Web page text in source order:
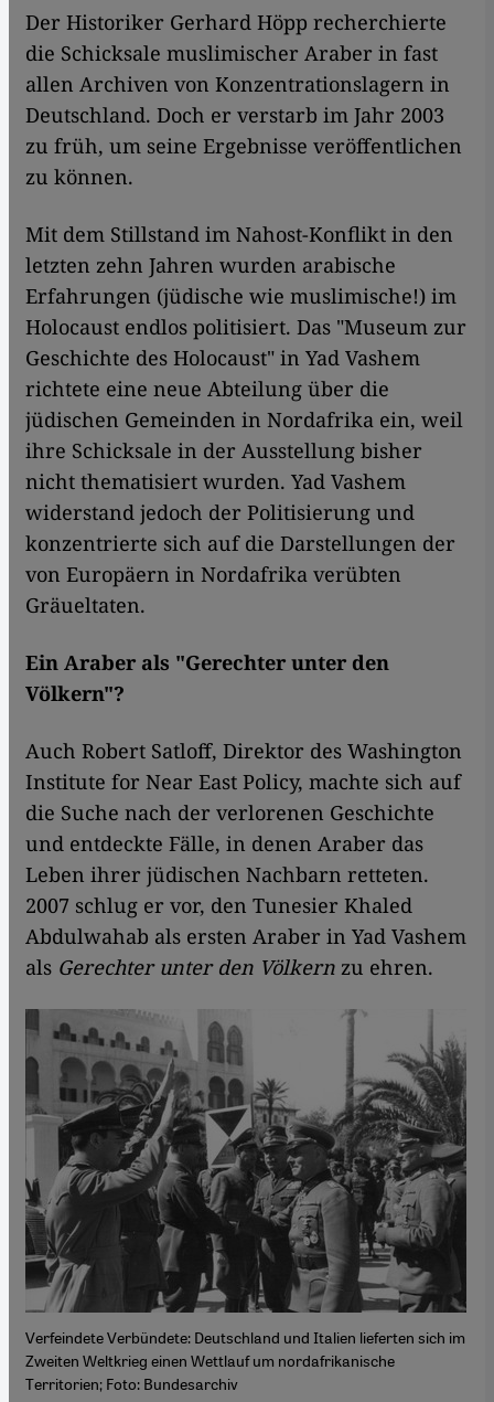
Der Historiker Gerhard Höpp recherchierte
die Schicksale muslimischer Araber in fast
allen Archiven von Konzentrationslagern in
Deutschland. Doch er verstarb im Jahr 2003
zu früh, um seine Ergebnisse veröffentlichen
zu können.
Mit dem Stillstand im Nahost-Konflikt in den
letzten zehn Jahren wurden arabische
Erfahrungen (jüdische wie muslimische!) im
Holocaust endlos politisiert. Das "Museum zur
Geschichte des Holocaust" in Yad Vashem
richtete eine neue Abteilung über die
jüdischen Gemeinden in Nordafrika ein, weil
ihre Schicksale in der Ausstellung bisher
nicht thematisiert wurden. Yad Vashem
widerstand jedoch der Politisierung und
konzentrierte sich auf die Darstellungen der
von Europäern in Nordafrika verübten
Gräueltaten.
Ein Araber als "Gerechter unter den
Völkern"?
Auch Robert Satloff, Direktor des Washington
Institute for Near East Policy, machte sich auf
die Suche nach der verlorenen Geschichte
und entdeckte Fälle, in denen Araber das
Leben ihrer jüdischen Nachbarn retteten.
2007 schlug er vor, den Tunesier Khaled
Abdulwahab als ersten Araber in Yad Vashem
als Gerechter unter den Völkern zu ehren.
Verfeindete Verbündete: Deutschland und Italien lieferten sich im
Zweiten Weltkrieg einen Wettlauf um nordafrikanische
Territorien; Foto: Bundesarchiv